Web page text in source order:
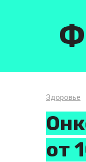
Здоровье
от